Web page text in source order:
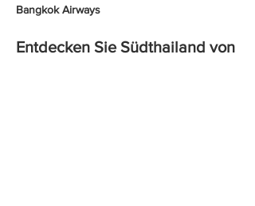
Bangkok Airways
Entdecken Sie Südthailand von